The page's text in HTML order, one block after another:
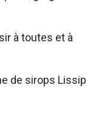
à toutes et à
de sirops Lissip